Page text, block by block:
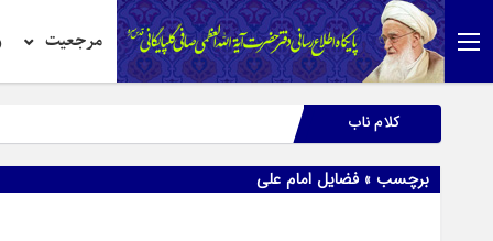
مرجعیت
کلام ناب
برچسب » فضایل امام علی